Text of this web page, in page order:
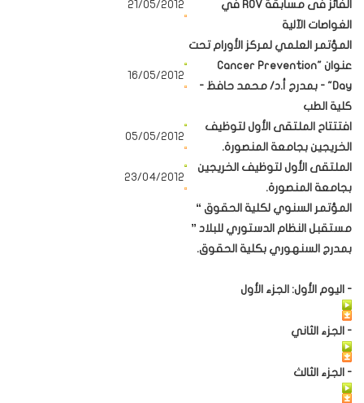
الفائز فى مسابقة ROV في
الغواصات الآلية
21/05/2012
المؤتمر العلمي لمركز الأورام تحت
عنوان "Cancer Prevention
Day" - بمدرج أ.د/ محمد حافظ -
كلية الطب
16/05/2012
افتتتاح الملتقى الأول لتوظيف
الخريجين بجامعة المنصورة.
05/05/2012
الملتقى الأول لتوظيف الخريجين
بجامعة المنصورة.
23/04/2012
المؤتمر السنوي لكلية الحقوق “
مستقبل النظام الدستوري للبلاد ”
بمدرج السنهوري بكلية الحقوق.
- اليوم الأول: الجزء الأول
- الجزء الثاني
- الجزء الثالث